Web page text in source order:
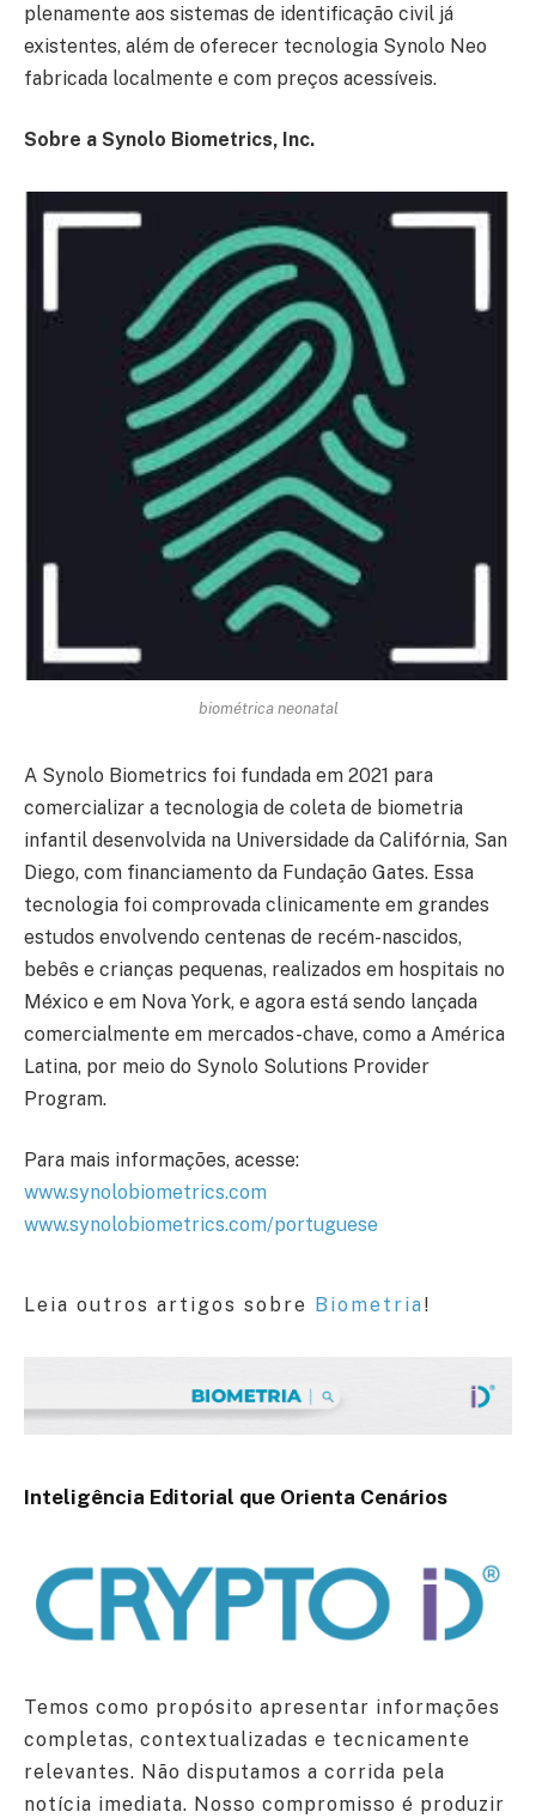
plenamente aos sistemas de identificação civil já
existentes, além de oferecer tecnologia Synolo Neo
fabricada localmente e com preços acessíveis.
Sobre a Synolo Biometrics, Inc.
biométrica neonatal
A Synolo Biometrics foi fundada em 2021 para
comercializar a tecnologia de coleta de biometria
infantil desenvolvida na Universidade da Califórnia, San
Diego, com financiamento da Fundação Gates. Essa
tecnologia foi comprovada clinicamente em grandes
estudos envolvendo centenas de recém-nascidos,
bebês e crianças pequenas, realizados em hospitais no
México e em Nova York, e agora está sendo lançada
comercialmente em mercados-chave, como a América
Latina, por meio do Synolo Solutions Provider
Program.
Para mais informações, acesse:
www.synolobiometrics.com
www.synolobiometrics.com/portuguese
Leia outros artigos sobre Biometria!
Inteligência Editorial que Orienta Cenários
Temos como propósito apresentar informações
completas, contextualizadas e tecnicamente
relevantes. Não disputamos a corrida pela
notícia imediata. Nosso compromisso é produzir